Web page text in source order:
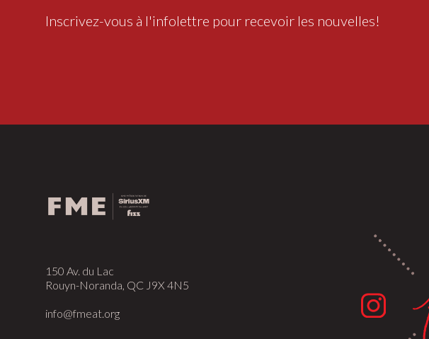
Inscrivez-vous à l'infolettre pour recevoir les nouvelles!
150 Av. du Lac
Rouyn-Noranda, QC J9X 4N5
info@fmeat.org